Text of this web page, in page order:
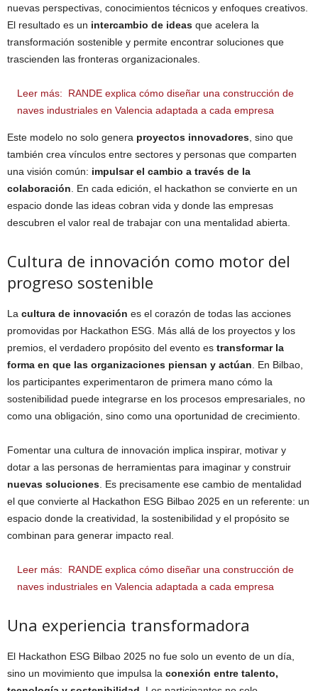
nuevas perspectivas, conocimientos técnicos y enfoques creativos.
El resultado es un intercambio de ideas que acelera la
transformación sostenible y permite encontrar soluciones que
trascienden las fronteras organizacionales.
Leer más:
RANDE explica cómo diseñar una construcción de
naves industriales en Valencia adaptada a cada empresa
Este modelo no solo genera proyectos innovadores, sino que
también crea vínculos entre sectores y personas que comparten
una visión común: impulsar el cambio a través de la
colaboración. En cada edición, el hackathon se convierte en un
espacio donde las ideas cobran vida y donde las empresas
descubren el valor real de trabajar con una mentalidad abierta.
Cultura de innovación como motor del
progreso sostenible
La cultura de innovación es el corazón de todas las acciones
promovidas por Hackathon ESG. Más allá de los proyectos y los
premios, el verdadero propósito del evento es transformar la
forma en que las organizaciones piensan y actúan. En Bilbao,
los participantes experimentaron de primera mano cómo la
sostenibilidad puede integrarse en los procesos empresariales, no
como una obligación, sino como una oportunidad de crecimiento.
Fomentar una cultura de innovación implica inspirar, motivar y
dotar a las personas de herramientas para imaginar y construir
nuevas soluciones. Es precisamente ese cambio de mentalidad
el que convierte al Hackathon ESG Bilbao 2025 en un referente: un
espacio donde la creatividad, la sostenibilidad y el propósito se
combinan para generar impacto real.
Leer más:
RANDE explica cómo diseñar una construcción de
naves industriales en Valencia adaptada a cada empresa
Una experiencia transformadora
El Hackathon ESG Bilbao 2025 no fue solo un evento de un día,
sino un movimiento que impulsa la conexión entre talento,